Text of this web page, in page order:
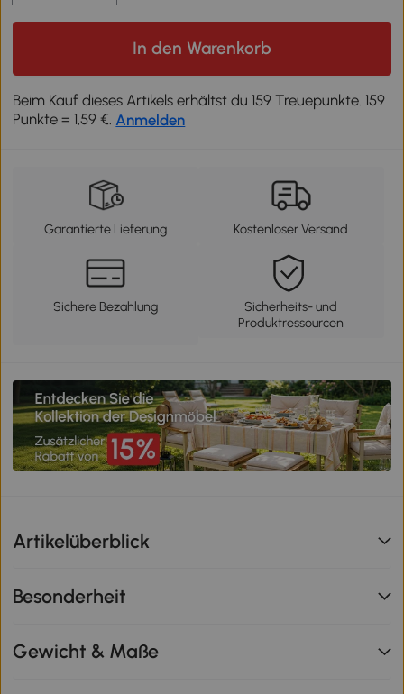
In den Warenkorb
Beim Kauf dieses Artikels erhältst du 159 Treuepunkte. 159
Punkte = 1,59 €. Anmelden
Garantierte Lieferung Kostenloser Versand
Sichere Bezahlung
Sicherheits- und
Produktressourcen
Artikelüberblick
Besonderheit
Gewicht & Maße